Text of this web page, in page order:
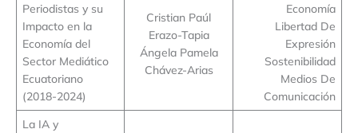
Periodistas y su
Impacto en la
Economía del
Sector Mediático
Ecuatoriano
(2018-2024)
Cristian Paúl
Erazo-Tapia
Ángela Pamela
Chávez-Arias
Economía
Libertad De
Expresión
Sostenibilidad
Medios De
Comunicación
La IA y